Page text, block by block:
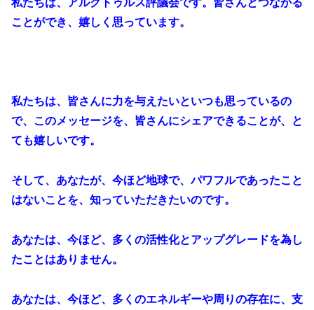
ことができ、嬉しく思っています。
私たちは、皆さんに力を与えたいといつも思っているの
で、このメッセージを、皆さんにシェアできることが、と
ても嬉しいです。
そして、あなたが、今ほど地球で、パワフルであったこと
はないことを、知っていただきたいのです。
あなたは、今ほど、多くの活性化とアップグレードを為し
たことはありません。
あなたは、今ほど、多くのエネルギーや周りの存在に、支